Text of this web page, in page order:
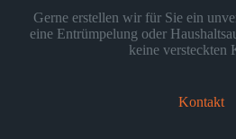
Gerne erstellen wir für Sie ein
eine Entrümpelung oder
keine versteckten
Kontakt